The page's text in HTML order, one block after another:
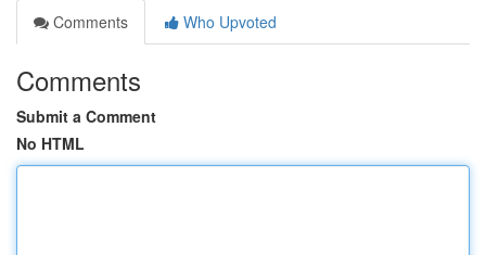
Comments
Who Upvoted
Comments
Submit a Comment
No HTML